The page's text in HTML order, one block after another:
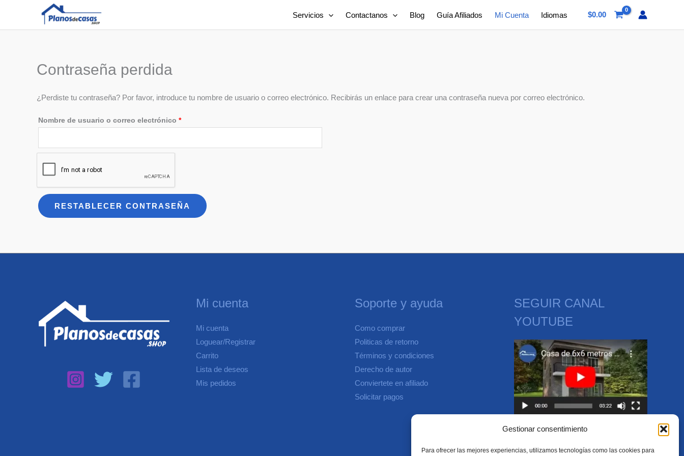
Gestionar consentimiento
Para ofrecer las mejores experiencias, utilizamos tecnologías como las cookies para
Servicios Contactanos Blog Guía Afiliados Mi Cuenta Idiomas $0.00
Contraseña perdida
¿Perdiste tu contraseña? Por favor, introduce tu nombre de usuario o correo electrónico. Recibirás un enlace para crear una contraseña nueva por correo electrónico.
Nombre de usuario o correo electrónico *Obligatorio
RESTABLECER CONTRASEÑA
Mi cuenta
Mi cuenta
Loguear/Registrar
Carrito
Lista de deseos
Mis pedidos
Soporte y ayuda
Como comprar
Politicas de retorno
Términos y condiciones
Derecho de autor
Conviertete en afiliado
Solicitar pagos
SEGUIR CANAL
YOUTUBE
SEGUIR CANAL YOUTUBE